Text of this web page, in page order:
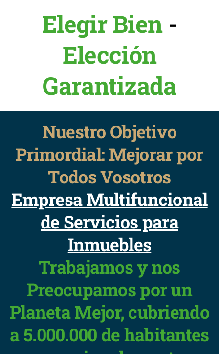
Elegir Bien -
Elección
Garantizada
Nuestro Objetivo
Primordial: Mejorar por
Todos Vosotros
Empresa Multifuncional
de Servicios para
Inmuebles
Trabajamos y nos
Preocupamos por un
Planeta Mejor, cubriendo
a 5.000.000 de habitantes